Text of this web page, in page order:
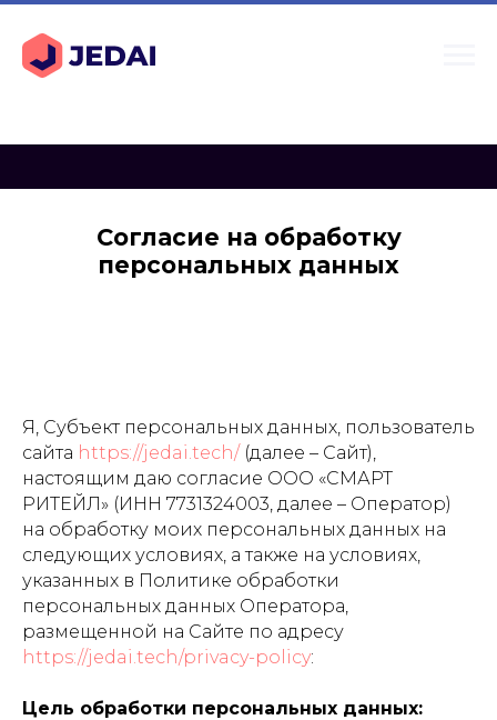
Согласие на обработку
персональных данных
Я, Субъект персональных данных, пользователь
сайта https://jedai.tech/ (далее – Сайт),
настоящим даю согласие ООО «СМАРТ
РИТЕЙЛ» (ИНН 7731324003, далее – Оператор)
на обработку моих персональных данных на
следующих условиях, а также на условиях,
указанных в Политике обработки
персональных данных Оператора,
размещенной на Сайте по адресу
https://jedai.tech/privacy-policy:
Цель обработки персональных данных: